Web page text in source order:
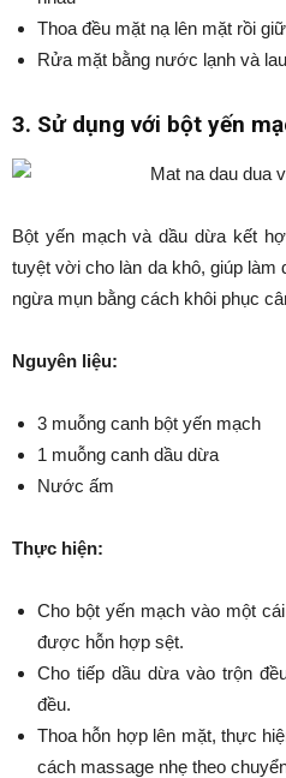
Thoa đều mặt nạ lên mặt rồi
Rửa mặt bằng nước lạnh và
3. Sử dụng với bột yến
Bột yến mạch và dầu dừa kết
tuyệt vời cho làn da khô, giúp làm
ngừa mụn bằng cách khôi phục
Nguyên liệu:
3 muỗng canh bột yến mạch
1 muỗng canh dầu dừa
Nước ấm
Thực hiện:
Cho bột yến mạch vào một
được hỗn hợp sệt.
Cho tiếp dầu dừa vào trộn
đều.
Thoa hỗn hợp lên mặt, thực
cách massage nhẹ theo